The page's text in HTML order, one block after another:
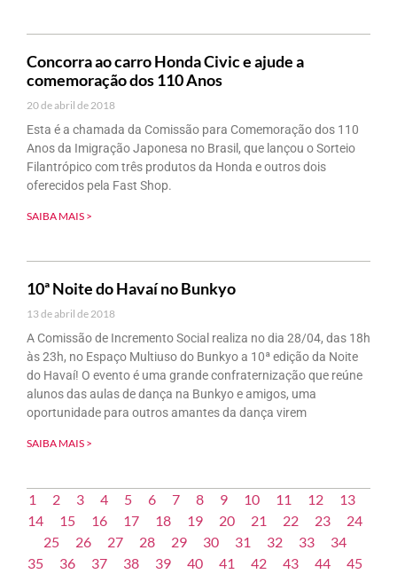
Concorra ao carro Honda Civic e ajude a
comemoração dos 110 Anos
20 de abril de 2018
Esta é a chamada da Comissão para Comemoração dos 110
Anos da Imigração Japonesa no Brasil, que lançou o Sorteio
Filantrópico com três produtos da Honda e outros dois
oferecidos pela Fast Shop.
SAIBA MAIS >
10ª Noite do Havaí no Bunkyo
13 de abril de 2018
A Comissão de Incremento Social realiza no dia 28/04, das 18h
às 23h, no Espaço Multiuso do Bunkyo a 10ª edição da Noite
do Havaí! O evento é uma grande confraternização que reúne
alunos das aulas de dança na Bunkyo e amigos, uma
oportunidade para outros amantes da dança virem
SAIBA MAIS >
1 2 3 4 5 6 7 8 9 10 11 12
13
14
15 16 17 18 19 20 21 22 23
24
25
26 27 28 29 30 31 32 33
34
35
36 37 38 39 40 41 42 43 44
45